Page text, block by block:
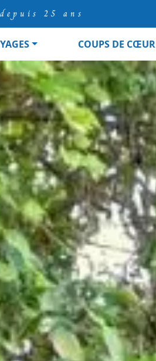
25 ans
COUPS DE CŒUR